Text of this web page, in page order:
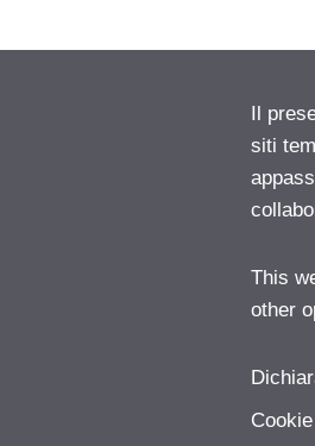
Il
siti
This
other